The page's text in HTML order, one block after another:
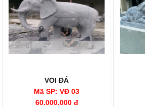
VOI ĐÁ
Mã SP: VĐ 03
60.000.000 đ